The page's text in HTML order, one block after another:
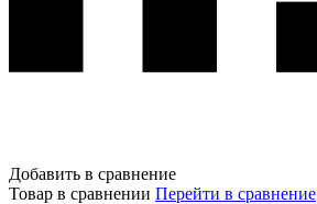
Добавить в сравнение
Товар в сравнении Перейти в сравнение